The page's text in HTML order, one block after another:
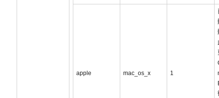
apple mac_os_x 1